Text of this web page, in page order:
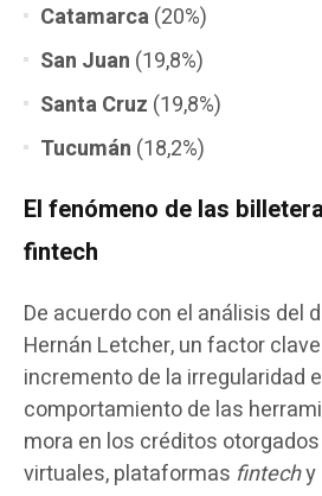
Catamarca(20%)
San Juan (19,8%)
Santa Cruz (19,8%)
Tucumán (18,2%)
El fenómeno de las
fintech
De acuerdo con el análisis del
Hernán Letcher, un factor
incremento de la irregularidad
comportamiento de las
mora en los créditos
virtuales, plataformas fintechy